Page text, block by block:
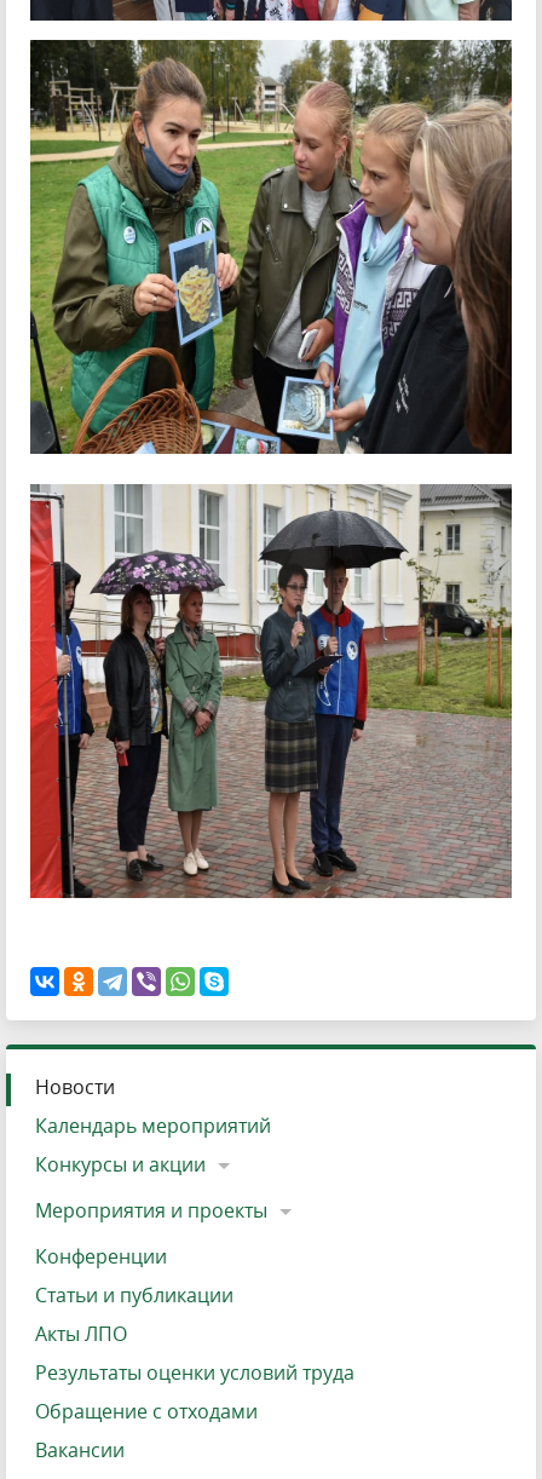
Новости
Календарь мероприятий
Конкурсы и акции
Мероприятия и проекты
Конференции
Статьи и публикации
Акты ЛПО
Результаты оценки условий труда
Обращение с отходами
Вакансии